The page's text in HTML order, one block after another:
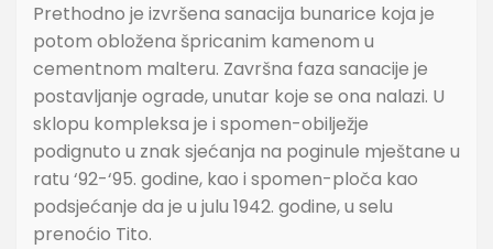
Prethodno je izvršena sanacija bunarice koja je
potom obložena špricanim kamenom u
cementnom malteru. Završna faza sanacije je
postavljanje ograde, unutar koje se ona nalazi. U
sklopu kompleksa je i spomen-obilježje
podignuto u znak sjećanja na poginule mještane u
ratu ‘92-‘95. godine, kao i spomen-ploča kao
podsjećanje da je u julu 1942. godine, u selu
prenoćio Tito.